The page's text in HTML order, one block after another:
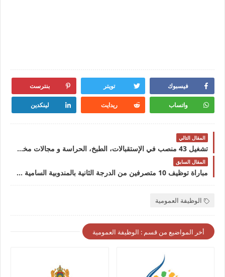
فيسبوك تويتر بنترست
واتساب ريدايت لينكدين
المقال التالي
تشغيل 43 منصب في الإستقبالات، الطبخ، الحراسة و مجالات مختلفة للعمل بمجال الفندقة والمطاعم
المقال السابق
مباراة توظيف 10 متصرفين من الدرجة الثانية بالمندوبية السامية لقدماء المقاومين وأعضاء جيش التحرير آخر أجل 28 فبراير 2023
الوظيفة العمومية
أخر المواضيع من قسم : الوظيفة العمومية